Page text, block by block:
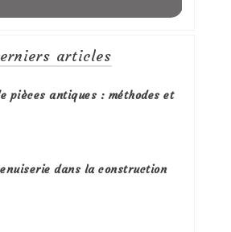
articles
pièces antiques : méthodes et
dans la construction